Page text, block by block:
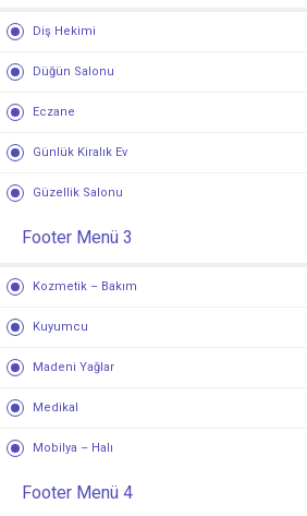
Diş Hekimi
Düğün Salonu
Eczane
Günlük Kiralık Ev
Güzellik Salonu
Footer Menü 3
Kozmetik – Bakım
Kuyumcu
Madeni Yağlar
Medikal
Mobilya – Halı
Footer Menü 4